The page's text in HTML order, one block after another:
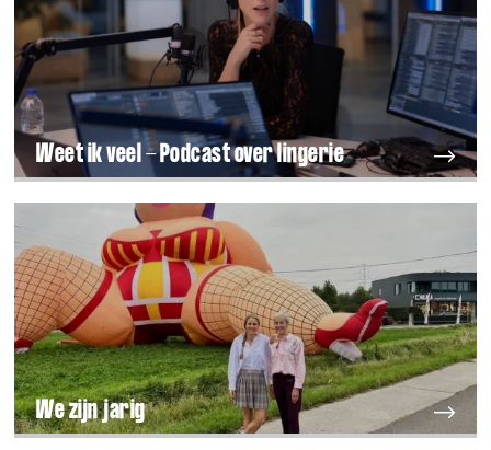
Weet ik veel - Podcast over lingerie
We zijn jarig